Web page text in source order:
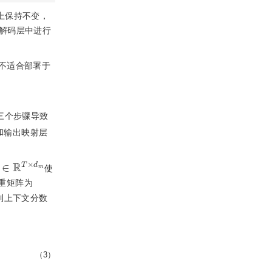
持不变，
码层中进行
适合部署于
个步骤导致
输出映射层
RT×dm
使
矩阵为
上下文分数
（3）